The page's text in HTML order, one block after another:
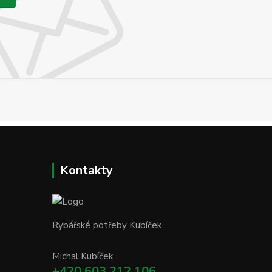
Kontakty
Rybářské potřeby Kubíček
Michal Kubíček